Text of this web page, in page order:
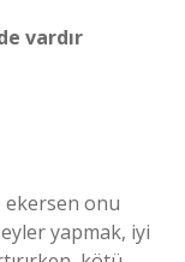
vardır
ekersen onu
yapmak, iyi